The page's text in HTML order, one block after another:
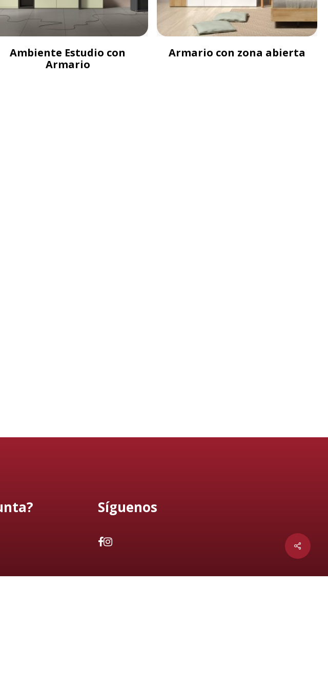
Ambiente Estudio con
Armario
Armario con zona abierta
Síguenos